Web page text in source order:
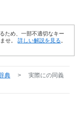
ため、一部不適切なキー
せ。 詳しい解説を見る
典 > 実際にの同義